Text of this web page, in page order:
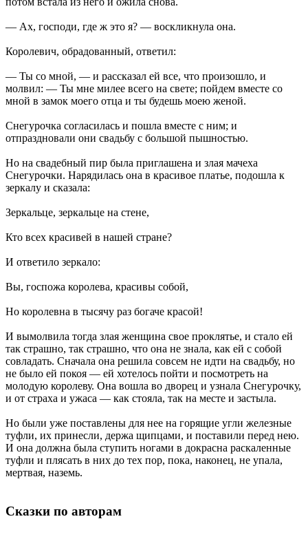
— Ах, господи, где ж это я? — воскликнула она.
Королевич, обрадованный, ответил:
— Ты со мной, — и рассказал ей все, что произошло, и
молвил: — Ты мне милее всего на свете; пойдем вместе со
мной в замок моего отца и ты будешь моею женой.
Снегурочка согласилась и пошла вместе с ним; и
отпраздновали они свадьбу с большой пышностью.
Но на свадебный пир была приглашена и злая мачеха
Снегурочки. Нарядилась она в красивое платье, подошла к
зеркалу и сказала:
Зеркальце, зеркальце на стене,
Кто всех красивей в нашей стране?
И ответило зеркало:
Вы, госпожа королева, красивы собой,
Но королевна в тысячу раз богаче красой!
И вымолвила тогда злая женщина свое проклятье, и стало ей
так страшно, так страшно, что она не знала, как ей с собой
совладать. Сначала она решила совсем не идти на свадьбу, но
не было ей покоя — ей хотелось пойти и посмотреть на
молодую королеву. Она вошла во дворец и узнала Снегурочку,
и от страха и ужаса — как стояла, так на месте и застыла.
Но были уже поставлены для нее на горящие угли железные
туфли, их принесли, держа щипцами, и поставили перед нею.
И она должна была ступить ногами в докрасна раскаленные
туфли и плясать в них до тех пор, пока, наконец, не упала,
мертвая, наземь.
Сказки по авторам